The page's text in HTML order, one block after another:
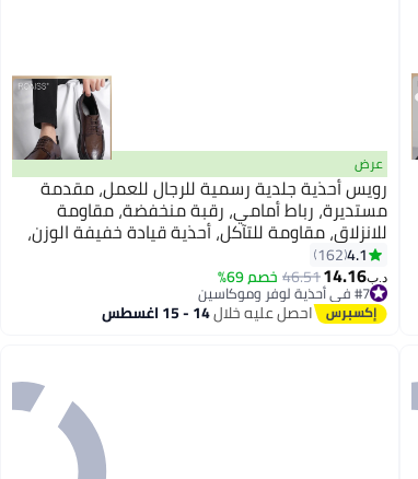
عرض
رويس أحذية جلدية رسمية للرجال للعمل، مقدمة
مستديرة، رباط أمامي، رقبة منخفضة، مقاومة
للانزلاق، مقاومة للتآكل، أحذية قيادة خفيفة الوزن،
خامات عصرية عالية الجودة، نعل ناعم، مريحة، أحذية
عمل، بنية اللون
4.1
162
د.ب‏14.16
46.51 خصم 69%
#7 في أحذية لوفر وموكاسين
#7 في أحذية لوفر وموكاسين احصل عليه خلال14 - 15 اغسطس